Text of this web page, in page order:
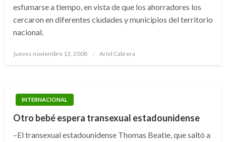
esfumarse a tiempo, en vista de que los ahorradores los
cercaron en diferentes ciudades y municipios del territorio
nacional.
Publicado
jueves noviembre 13, 2008 Ariel Cabrera
INTERNACIONAL
Otro bebé espera transexual estadounidense
–El transexual estadounidense Thomas Beatie, que saltó a